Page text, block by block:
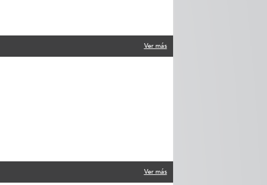
Ver más
Ver más